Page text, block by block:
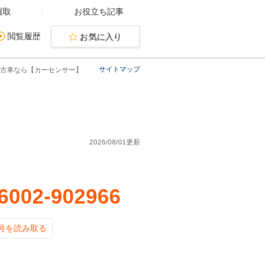
取 お役立ち記事
閲覧履歴 お気に入り
サイトマップ
車なら【カーセンサー】
2026/08/01更新
902966
を読み取る